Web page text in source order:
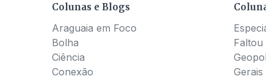
Colunas e Blogs
Araguaia em Foco
Bolha
Ciência
Conexão
Faltou
Gerais